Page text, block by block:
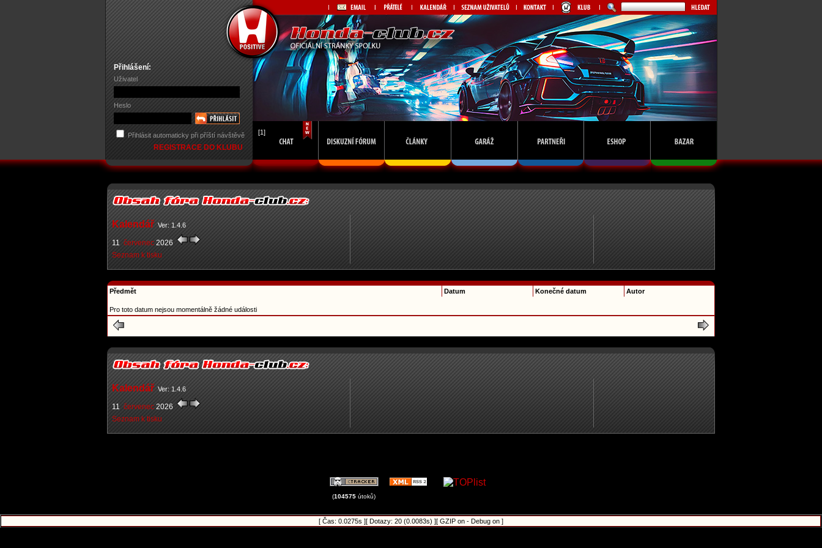
Přihlášení:
Uživatel
Heslo
Přihlásit automaticky při příští návštěvě
REGISTRACE DO KLUBU
[1]
Kalendář Ver: 1.4.6
11 červenec 2026
Seznam k tisku
Předmět Datum Konečné datum Autor
Pro toto datum nejsou momentálně žádné události
Kalendář Ver: 1.4.6
11 červenec 2026
Seznam k tisku
(104575 útoků)
[ Čas: 0.0275s ][ Dotazy: 20 (0.0083s) ][ GZIP on - Debug on ]